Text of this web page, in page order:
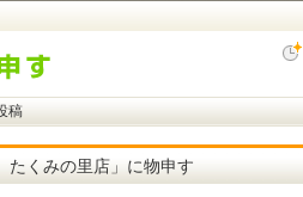
稿
たくみの里店」に物申す